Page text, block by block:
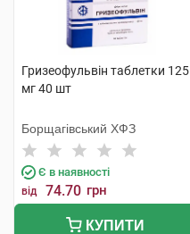
Гризеофульвін таблетки 125
мг 40 шт
Борщагівський ХФЗ
Є в наявності
від 74.70 грн
КУПИТИ